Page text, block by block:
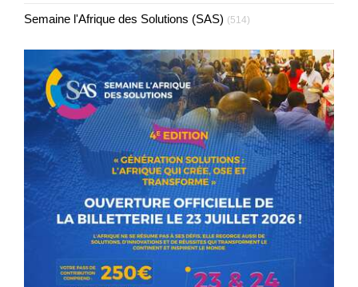
Semaine l'Afrique des Solutions (SAS) (514)